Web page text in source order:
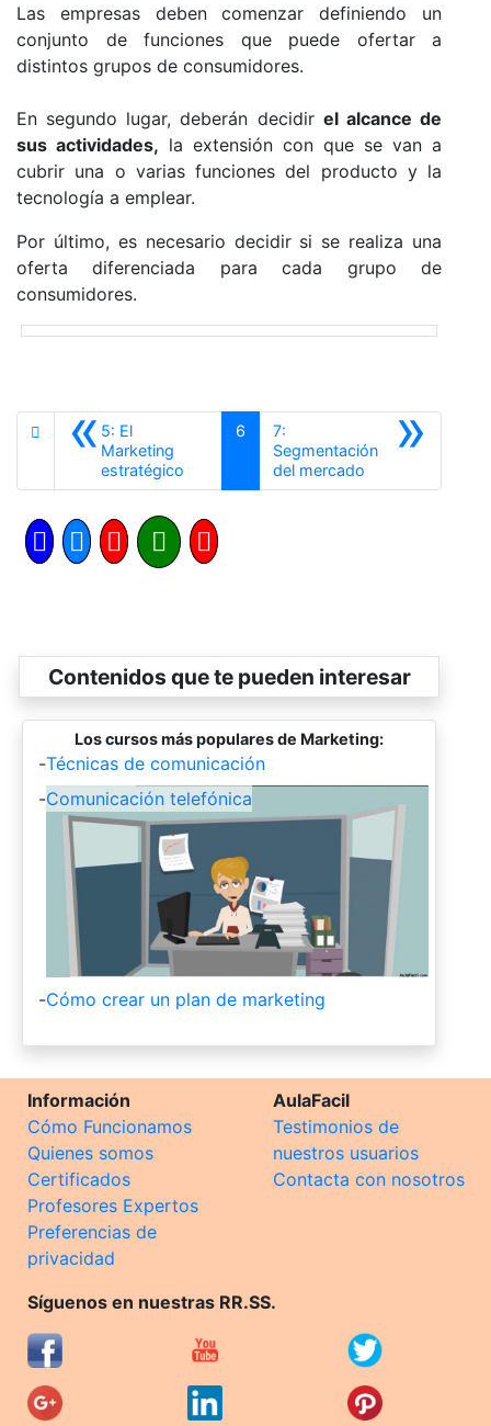
Las empresas deben comenzar definiendo un
conjunto de funciones que puede ofertar a
distintos grupos de consumidores.
En segundo lugar, deberán decidir el alcance de
sus actividades, la extensión con que se van a
cubrir una o varias funciones del producto y la
tecnología a emplear.
Por último, es necesario decidir si se realiza una
oferta diferenciada para cada grupo de
consumidores.
«5: El
Marketing
estratégico
6 »
7:
Segmentación
del mercadoSiguiente
Contenidos que te pueden interesar
Los cursos más populares de Marketing:
-Técnicas de comunicación
-Comunicación telefónica
-Cómo crear un plan de marketing
Información
Cómo Funcionamos
Quienes somos
Certificados
Profesores Expertos
Preferencias de
privacidad
AulaFacil
Testimonios de
nuestros usuarios
Contacta con nosotros
Síguenos en nuestras RR.SS.